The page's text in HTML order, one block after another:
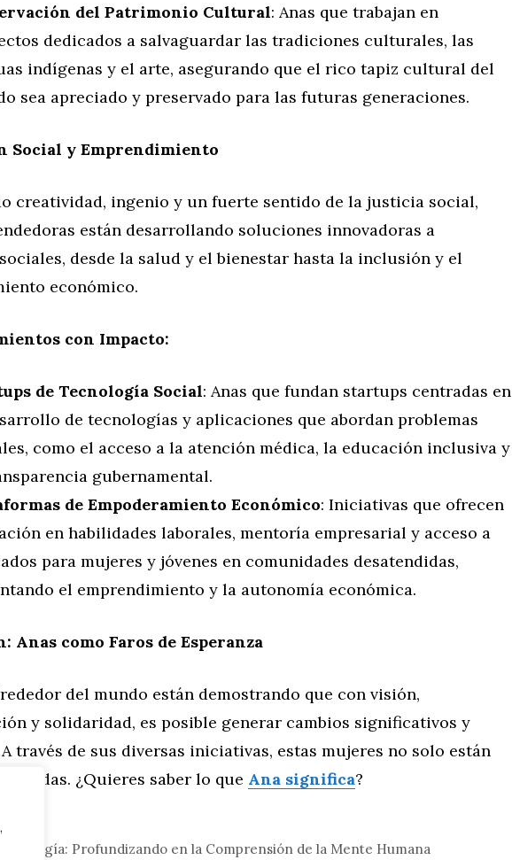
del Patrimonio Cultural: Anas que trabajan en
dedicados a salvaguardar las tradiciones culturales, las
indígenas y el arte, asegurando que el rico tapiz cultural del
sea apreciado y preservado para las futuras generaciones.
Social y Emprendimiento
creatividad, ingenio y un fuerte sentido de la justicia social,
están desarrollando soluciones innovadoras a
desde la salud y el bienestar hasta la inclusión y el
económico.
con Impacto:
de Tecnología Social: Anas que fundan startups centradas en
de tecnologías y aplicaciones que abordan problemas
como el acceso a la atención médica, la educación inclusiva y
gubernamental.
de Empoderamiento Económico: Iniciativas que ofrecen
en habilidades laborales, mentoría empresarial y acceso a
para mujeres y jóvenes en comunidades desatendidas,
el emprendimiento y la autonomía económica.
Anas como Faros de Esperanza
del mundo están demostrando que con visión,
y solidaridad, es posible generar cambios significativos y
través de sus diversas iniciativas, estas mujeres no solo están
las vidas. ¿Quieres saber lo que Ana significa?
Profundizando en la Comprensión de la Mente Humana